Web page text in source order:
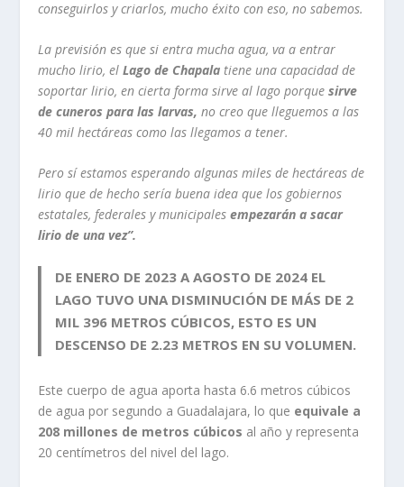
conseguirlos y criarlos, mucho éxito con eso, no sabemos.
La previsión es que si entra mucha agua, va a entrar
mucho lirio, elLago de Chapala tiene una capacidad de
soportar lirio, en cierta forma sirve al lago porquesirve
de cuneros para las larvas,no creo que lleguemos a las
40 mil hectáreas como las llegamos a tener.
Pero sí estamos esperando algunas miles de hectáreas de
lirio que de hecho sería buena idea que los gobiernos
estatales, federales y municipalesempezarán a sacar
lirio de una vez”.
DE ENERO DE 2023 A AGOSTO DE 2024 EL
LAGO TUVO UNA DISMINUCIÓN DE MÁS DE 2
MIL 396 METROS CÚBICOS, ESTO ES UN
DESCENSO DE 2.23 METROS EN SU VOLUMEN.
Este cuerpo de agua aporta hasta 6.6 metros cúbicos
de agua por segundo a Guadalajara, lo que equivale a
208 millones de metros cúbicos al año y representa
20 centímetros del nivel del lago.